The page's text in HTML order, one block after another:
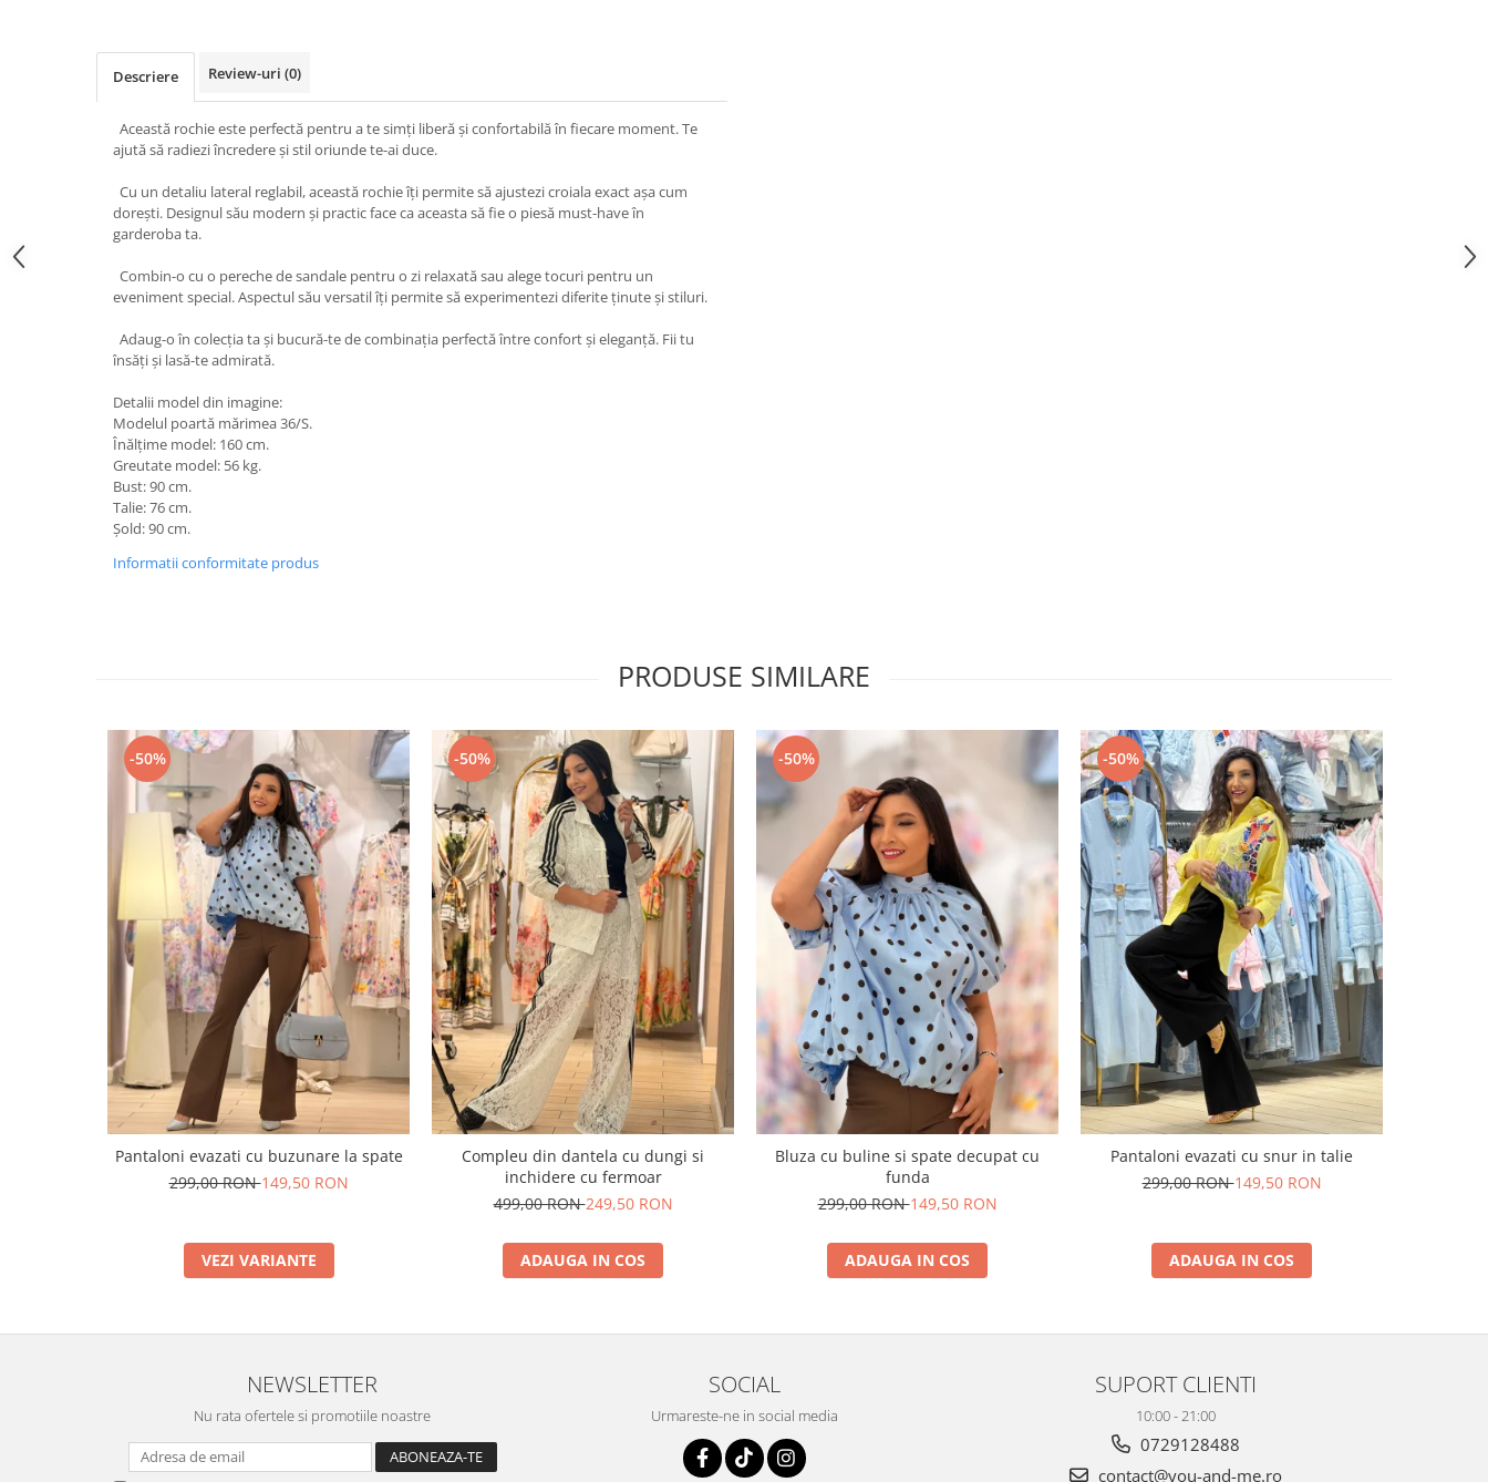
Descriere Review-uri (0)
Această rochie este perfectă pentru a te simți liberă și confortabilă în fiecare moment. Te
ajută să radiezi încredere și stil oriunde te-ai duce.
Cu un detaliu lateral reglabil, această rochie îți permite să ajustezi croiala exact așa cum
dorești. Designul său modern și practic face ca aceasta să fie o piesă must-have în
garderoba ta.
Combin-o cu o pereche de sandale pentru o zi relaxată sau alege tocuri pentru un
eveniment special. Aspectul său versatil îți permite să experimentezi diferite ținute și stiluri.
Adaug-o în colecția ta și bucură-te de combinația perfectă între confort și eleganță. Fii tu
însăți și lasă-te admirată.
Detalii model din imagine:
Modelul poartă mărimea 36/S.
Înălțime model: 160 cm.
Greutate model: 56 kg.
Bust: 90 cm.
Talie: 76 cm.
Șold: 90 cm.
Informatii conformitate produs
PRODUSE SIMILARE
-50%
Pantaloni evazati cu buzunare la spate
299,00 RON149,50 RON
VEZI VARIANTE
-50%
Compleu din dantela cu dungi si
inchidere cu fermoar
499,00 RON249,50 RON
ADAUGA IN COS
-50%
Bluza cu buline si spate decupat cu
funda
299,00 RON149,50 RON
ADAUGA IN COS
-50%
Pantaloni evazati cu snur in talie
299,00 RON149,50 RON
ADAUGA IN COS
NEWSLETTER
Nu rata ofertele si promotiile noastre
SOCIAL
Urmareste-ne in social media
SUPORT CLIENTI
10:00 - 21:00
0729128488
contact@you-and-me.ro